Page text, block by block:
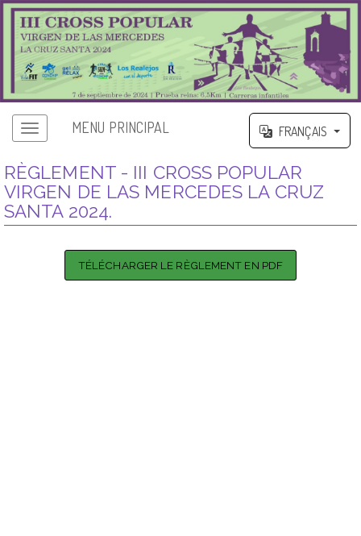
MENU PRINCIPAL FRANÇAIS
RÈGLEMENT - III CROSS POPULAR
VIRGEN DE LAS MERCEDES LA CRUZ
SANTA 2024.
TÉLÉCHARGER LE RÈGLEMENT EN PDF